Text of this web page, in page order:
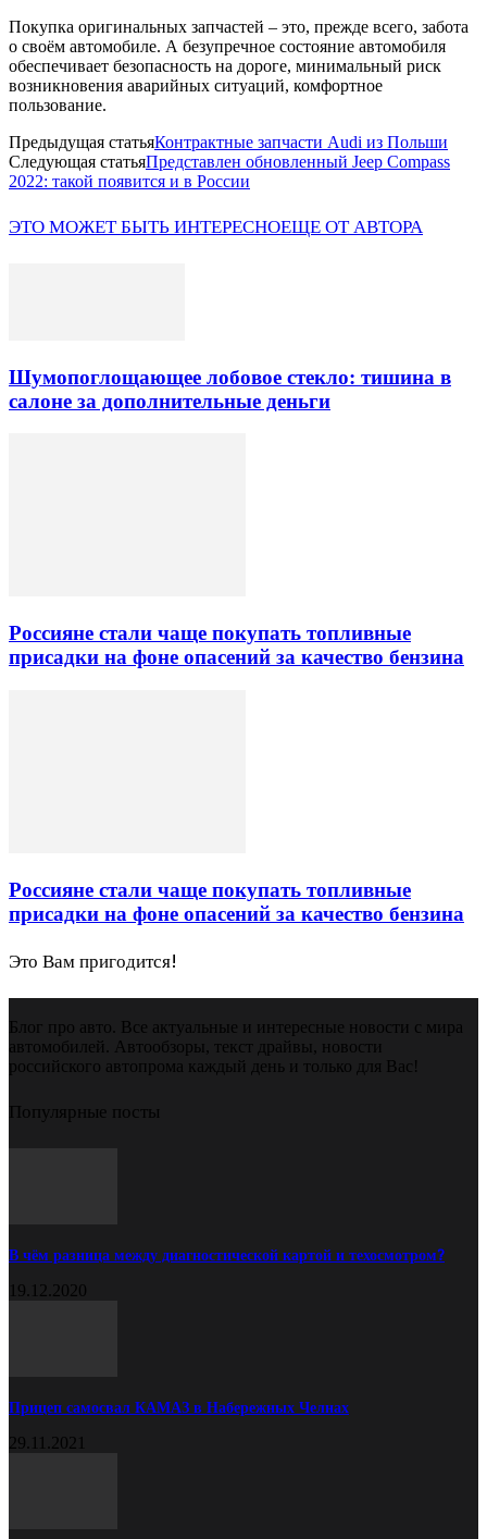
Покупка оригинальных запчастей – это, прежде всего, забота
о своём автомобиле. А безупречное состояние автомобиля
обеспечивает безопасность на дороге, минимальный риск
возникновения аварийных ситуаций, комфортное
пользование.
Предыдущая статьяКонтрактные запчасти Audi из Польши
Следующая статьяПредставлен обновленный Jeep Compass
2022: такой появится и в России
ЭТО МОЖЕТ БЫТЬ ИНТЕРЕСНОЕЩЕ ОТ АВТОРА
Шумопоглощающее лобовое стекло: тишина в
салоне за дополнительные деньги
Россияне стали чаще покупать топливные
присадки на фоне опасений за качество бензина
Россияне стали чаще покупать топливные
присадки на фоне опасений за качество бензина
Это Вам пригодится!
Блог про авто. Все актуальные и интересные новости с мира
автомобилей. Автообзоры, текст драйвы, новости
российского автопрома каждый день и только для Вас!
Популярные посты
В чём разница между диагностической картой и техосмотром?
19.12.2020
Прицеп самосвал КАМАЗ в Набережных Челнах
29.11.2021